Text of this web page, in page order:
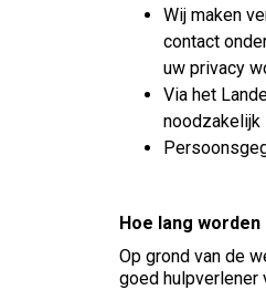
Wij maken
contact
uw privacy
Via het
noodzakelijk
Hoe lang
Op grond van de
goed hulpverlener